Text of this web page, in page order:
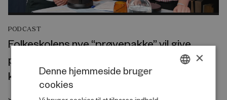
PODCAST
Folkeskolens nye “prøvepakke” vil give
pigerne et endnu større forspring på
karakterer
Juli 2026
×
Denne hjemmeside bruger
cookies